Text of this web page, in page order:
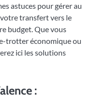
astuces pour gérer au
transfert vers le
budget. Que vous
trotter économique ou
ici les solutions
: